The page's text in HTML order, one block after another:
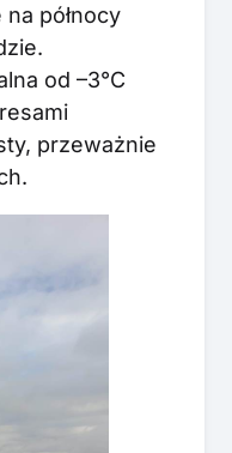
północy
od –3°C
przeważnie